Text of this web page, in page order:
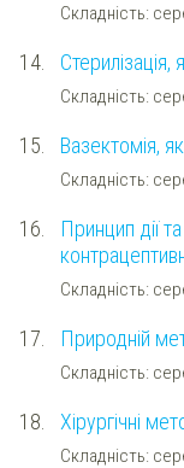
Складність:
14. Стерилізація,
Складність:
15. Вазектомія,
Складність:
16.
Принцип дії
Складність:
17. Природній
Складність:
18. Хірургічні
Складність: